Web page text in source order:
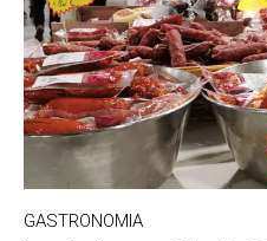
GASTRONOMIA